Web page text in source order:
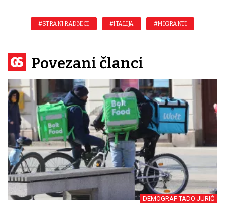
#STRANI RADNICI #ITALIJA #MIGRANTI
Povezani članci
DEMOGRAF TADO JURIĆ